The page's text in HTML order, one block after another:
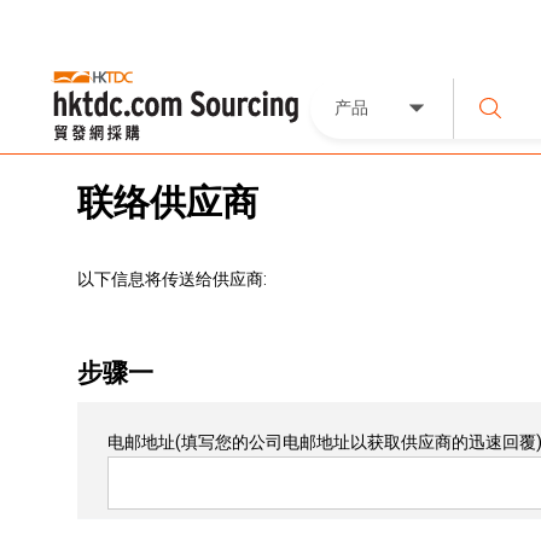
产品
联络供应商
以下信息将传送给供应商:
步骤一
电邮地址(填写您的公司电邮地址以获取供应商的迅速回覆)